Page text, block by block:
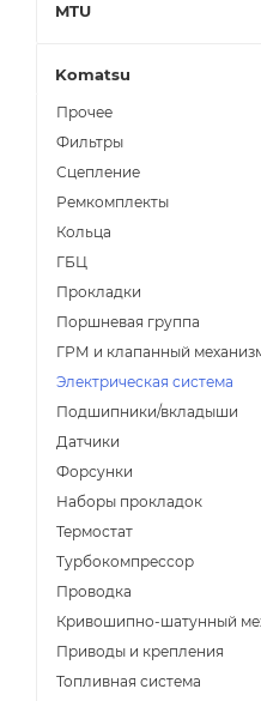
MTU
Komatsu
Прочее
Фильтры
Сцепление
Ремкомплекты
Кольца
ГБЦ
Прокладки
Поршневая группа
ГРМ и клапанный
Электрическая система
Подшипники/вкладыши
Датчики
Форсунки
Наборы прокладок
Термостат
Турбокомпрессор
Проводка
Кривошипно-шатунный
Приводы и крепления
Топливная система